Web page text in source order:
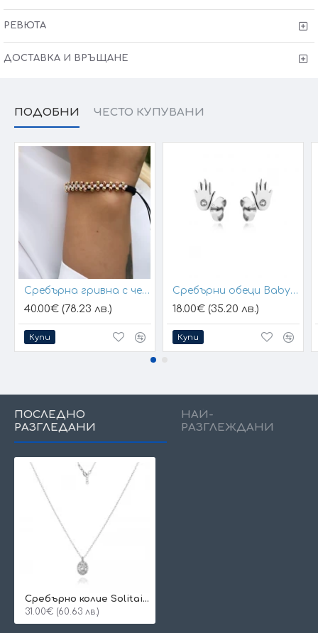
РЕВЮТА
ДОСТАВКА И ВРЪЩАНЕ
ПОДОБНИ ЧЕСТО КУПУВАНИ
Сребърна гривна с черен конец и позлатени топчета
40.00€ (78.23 лв.)
Купи
Сребърни обеци Baby Hands
18.00€ (35.20 лв.)
Купи
ПОСЛЕДНО
РАЗГЛЕДАНИ
НАЙ-
РАЗГЛЕЖДАНИ
Сребърно колие Solitaire Elegance
31.00€ (60.63 лв.)